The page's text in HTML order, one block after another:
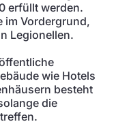
erfüllt werden.
im Vordergrund,
Legionellen.
wie Hotels
besteht
die